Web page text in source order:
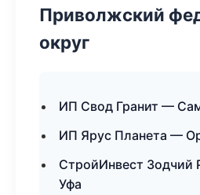
Приволжский
округ
ИП Свод Гранит —
ИП Ярус Планета —
СтройИнвест
Уфа